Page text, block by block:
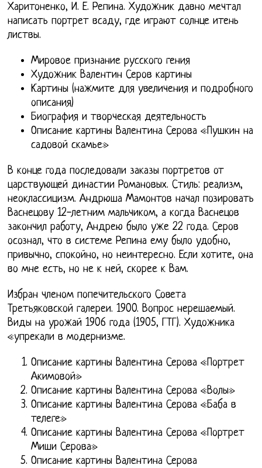
Харитоненко, И. Е. Репина. Художник давно мечтал
написать портрет всаду, где играют солнце итень
листвы.
Мировое признание русского гения
Художник Валентин Серов картины
Картины (нажмите для увеличения и подробного
описания)
Биография и творческая деятельность
Описание картины Валентина Серова «Пушкин на
садовой скамье»
В конце года последовали заказы портретов от
царствующей династии Романовых. Стиль: реализм,
неоклассицизм. Андрюша Мамонтов начал позировать
Васнецову 12-летним мальчиком, а когда Васнецов
закончил работу, Андрею было уже 22 года. Серов
осознал, что в системе Репина ему было удобно,
привычно, спокойно, но неинтересно. Если хотите, она
во мне есть, но не к ней, скорее к Вам.
Избран членом попечительского Совета
Третьяковской галереи. 1900. Вопрос нерешаемый.
Виды на урожай 1906 года (1905, ГТГ). Художника
«упрекали в модернизме.
Описание картины Валентина Серова «Портрет
Акимовой»
Описание картины Валентина Серова «Волы»
Описание картины Валентина Серова «Баба в
телеге»
Описание картины Валентина Серова «Портрет
Миши Серова»
Описание картины Валентина Серова